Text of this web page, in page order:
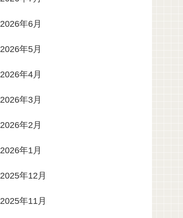
2026年6月
2026年5月
2026年4月
2026年3月
2026年2月
2026年1月
2025年12月
2025年11月